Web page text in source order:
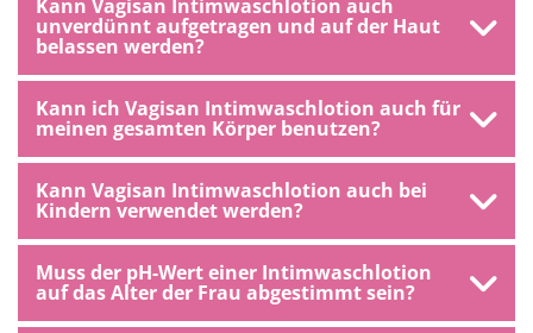
Kann Vagisan Intimwaschlotion auch
unverdünnt aufgetragen und auf der Haut
belassen werden?
Kann ich Vagisan Intimwaschlotion auch für
meinen gesamten Körper benutzen?
Kann Vagisan Intimwaschlotion auch bei
Kindern verwendet werden?
Muss der pH-Wert einer Intimwaschlotion
auf das Alter der Frau abgestimmt sein?